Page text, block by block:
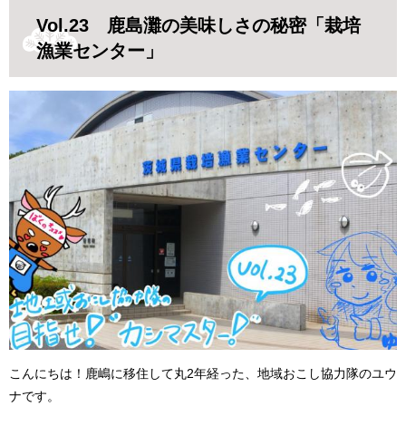
Vol.23 鹿島灘の美味しさの秘密「栽培
漁業センター」
こんにちは！鹿嶋に移住して丸2年経った、地域おこし協力隊のユウ
ナです。